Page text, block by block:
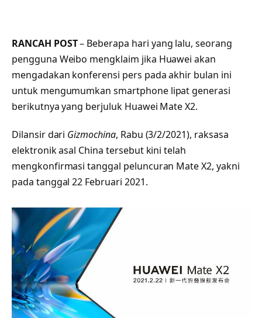
RANCAH POST– Beberapa hari yang lalu, seorang
pengguna Weibo mengklaim jika Huawei akan
mengadakan konferensi pers pada akhir bulan ini
untuk mengumumkan smartphone lipat generasi
berikutnya yang berjuluk Huawei Mate X2.
Dilansir dari Gizmochina, Rabu (3/2/2021), raksasa
elektronik asal China tersebut kini telah
mengkonfirmasi tanggal peluncuran Mate X2, yakni
pada tanggal 22 Februari 2021.